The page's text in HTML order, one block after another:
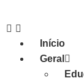
Início
Geral